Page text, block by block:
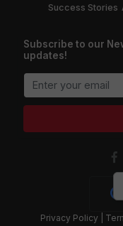
Success Stories
Subscribe to our
updates!
Privacy Policy